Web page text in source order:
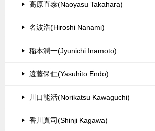
高原直泰(Naoyasu Takahara)
名波浩(Hiroshi Nanami)
稲本潤一(Jyunichi Inamoto)
遠藤保仁(Yasuhito Endo)
川口能活(Norikatsu Kawaguchi)
香川真司(Shinji Kagawa)